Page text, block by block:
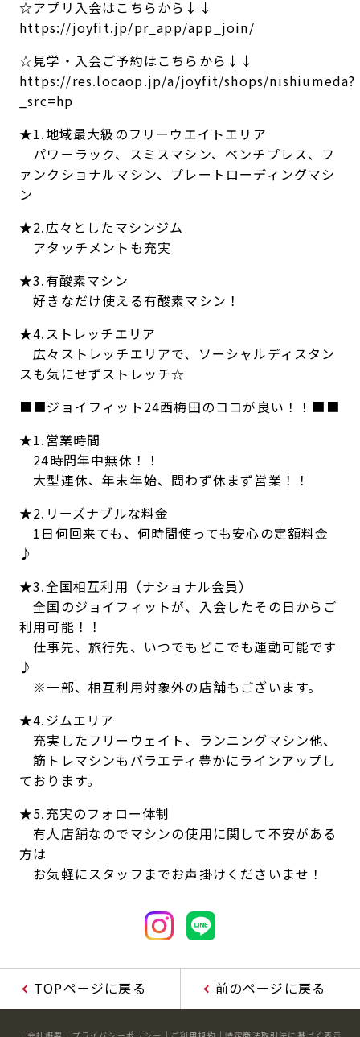
☆アプリ入会はこちらから↓↓
https://joyfit.jp/pr_app/app_join/
☆見学・入会ご予約はこちらから↓↓
https://res.locaop.jp/a/joyfit/shops/nishiumeda?
_src=hp
★1.地域最大級のフリーウエイトエリア
パワーラック、スミスマシン、ベンチプレス、フ
ァンクショナルマシン、プレートローディングマシ
ン
★2.広々としたマシンジム
アタッチメントも充実
★3.有酸素マシン
好きなだけ使える有酸素マシン！
★4.ストレッチエリア
広々ストレッチエリアで、ソーシャルディスタン
スも気にせずストレッチ☆
■■ジョイフィット24西梅田のココが良い！！■■
★1.営業時間
24時間年中無休！！
大型連休、年末年始、問わず休まず営業！！
★2.リーズナブルな料金
1日何回来ても、何時間使っても安心の定額料金
♪
★3.全国相互利用（ナショナル会員）
全国のジョイフィットが、入会したその日からご
利用可能！！
仕事先、旅行先、いつでもどこでも運動可能です
♪
※一部、相互利用対象外の店舗もございます。
★4.ジムエリア
充実したフリーウェイト、ランニングマシン他、
筋トレマシンもバラエティ豊かにラインアップし
ております。
★5.充実のフォロー体制
有人店舗なのでマシンの使用に関して不安がある
方は
お気軽にスタッフまでお声掛けくださいませ！
TOPページに戻る 前のページに戻る